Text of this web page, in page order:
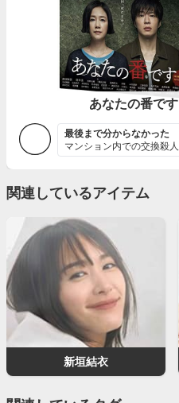
あなたの番です
最後まで分からなかった
関連しているアイテム
新垣結衣